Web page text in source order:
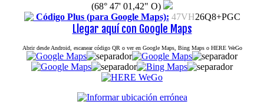
(68° 47' 01,42" O)
Código Plus (para Google Maps): 47VH26Q8+PGC
Llegar aquí con Google Maps
Abrir desde Android, escanear código QR o ver en Google Maps, Bing Maps o HERE WeGo